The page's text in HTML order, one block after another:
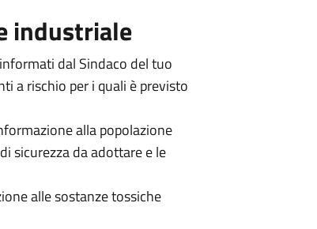
industriale
dal Sindaco del tuo
a rischio per i quali è previsto
alla popolazione
sicurezza da adottare e le
alle sostanze tossiche